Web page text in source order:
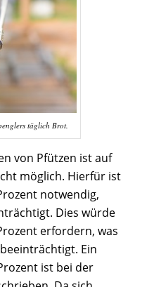
täglich Brot.
von Pfützen ist auf
möglich. Hierfür ist
notwendig,
Dies würde
erfordern, was
Ein
ist bei der